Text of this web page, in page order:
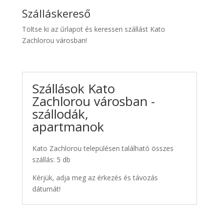
Kiwi
Taxi
Szálláskereső
Töltse ki az űrlapot és keressen szállást Kato
Zachlorou városban!
Szállások Kato
Zachlorou városban -
szállodák,
apartmanok
Kato Zachlorou településen található összes
szállás: 5 db
Kérjük, adja meg az érkezés és távozás
dátumát!